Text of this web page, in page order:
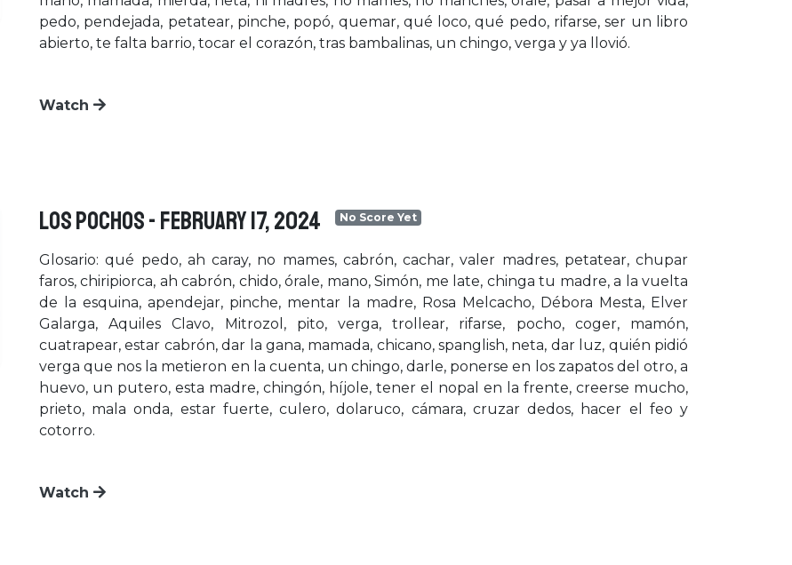
pedo, pendejada, petatear, pinche, popó, quemar, qué loco, qué pedo, rifarse, ser un libro
abierto, te falta barrio, tocar el corazón, tras bambalinas, un chingo, verga y ya llovió.
Watch
LOS POCHOS - February 17, 2024 No Score Yet
Glosario: qué pedo, ah caray, no mames, cabrón, cachar, valer madres, petatear, chupar
faros, chiripiorca, ah cabrón, chido, órale, mano, Simón, me late, chinga tu madre, a la vuelta
de la esquina, apendejar, pinche, mentar la madre, Rosa Melcacho, Débora Mesta, Elver
Galarga, Aquiles Clavo, Mitrozol, pito, verga, trollear, rifarse, pocho, coger, mamón,
cuatrapear, estar cabrón, dar la gana, mamada, chicano, spanglish, neta, dar luz, quién pidió
verga que nos la metieron en la cuenta, un chingo, darle, ponerse en los zapatos del otro, a
huevo, un putero, esta madre, chingón, híjole, tener el nopal en la frente, creerse mucho,
prieto, mala onda, estar fuerte, culero, dolaruco, cámara, cruzar dedos, hacer el feo y
cotorro.
Watch